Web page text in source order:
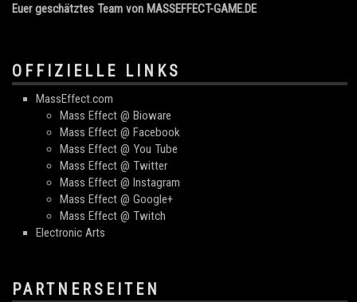
Euer geschätztes Team von MASSEFFECT-GAME.DE
OFFIZIELLE LINKS
MassEffect.com
Mass Effect @ Bioware
Mass Effect @ Facebook
Mass Effect @ You Tube
Mass Effect @ Twitter
Mass Effect @ Instagram
Mass Effect @ Google+
Mass Effect @ Twitch
Electronic Arts
PARTNERSEITEN